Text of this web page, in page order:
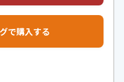
で購入する